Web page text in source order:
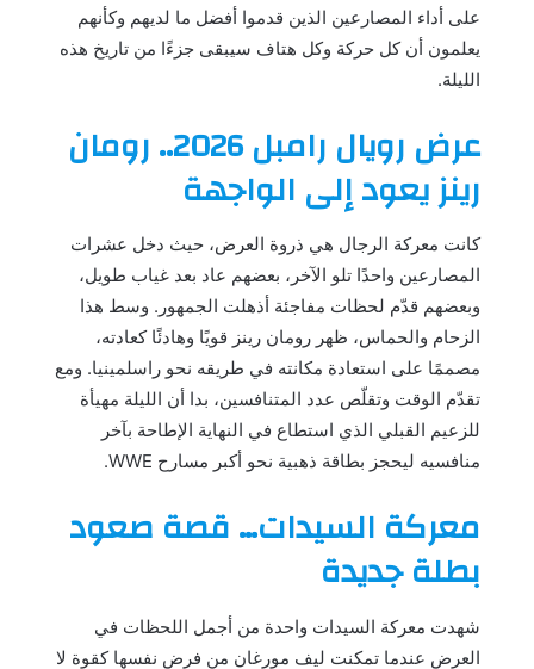
على أداء المصارعين الذين قدموا أفضل ما لديهم وكأنهم
يعلمون أن كل حركة وكل هتاف سيبقى جزءًا من تاريخ هذه
الليلة.
عرض رويال رامبل 2026.. رومان
رينز يعود إلى الواجهة
كانت معركة الرجال هي ذروة العرض، حيث دخل عشرات
المصارعين واحدًا تلو الآخر، بعضهم عاد بعد غياب طويل،
وبعضهم قدّم لحظات مفاجئة أذهلت الجمهور. وسط هذا
الزحام والحماس، ظهر رومان رينز قويًا وهادئًا كعادته،
مصممًا على استعادة مكانته في طريقه نحو راسلمينيا. ومع
تقدّم الوقت وتقلّص عدد المتنافسين، بدا أن الليلة مهيأة
للزعيم القبلي الذي استطاع في النهاية الإطاحة بآخر
منافسيه ليحجز بطاقة ذهبية نحو أكبر مسارح WWE.
معركة السيدات… قصة صعود
بطلة جديدة
شهدت معركة السيدات واحدة من أجمل اللحظات في
العرض عندما تمكنت ليف مورغان من فرض نفسها كقوة لا